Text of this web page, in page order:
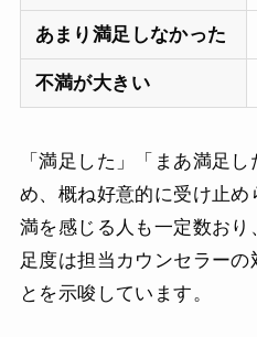
あまり満足しなかった
不満が大きい
「満足した」「まあ満足
め、概ね好意的に受け止
満を感じる人も一定数お
足度は担当カウンセラー
とを示唆しています。